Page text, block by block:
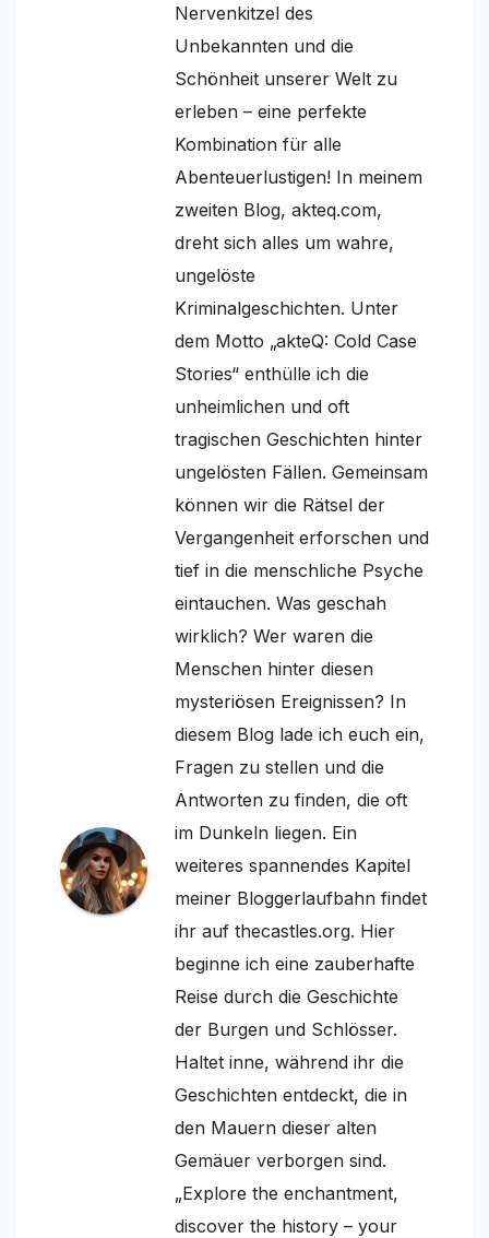
Nervenkitzel des
Unbekannten und die
Schönheit unserer Welt zu
erleben – eine perfekte
Kombination für alle
Abenteuerlustigen! In meinem
zweiten Blog, akteq.com,
dreht sich alles um wahre,
ungelöste
Kriminalgeschichten. Unter
dem Motto „akteQ: Cold Case
Stories“ enthülle ich die
unheimlichen und oft
tragischen Geschichten hinter
ungelösten Fällen. Gemeinsam
können wir die Rätsel der
Vergangenheit erforschen und
tief in die menschliche Psyche
eintauchen. Was geschah
wirklich? Wer waren die
Menschen hinter diesen
mysteriösen Ereignissen? In
diesem Blog lade ich euch ein,
Fragen zu stellen und die
Antworten zu finden, die oft
im Dunkeln liegen. Ein
weiteres spannendes Kapitel
meiner Bloggerlaufbahn findet
ihr auf thecastles.org. Hier
beginne ich eine zauberhafte
Reise durch die Geschichte
der Burgen und Schlösser.
Haltet inne, während ihr die
Geschichten entdeckt, die in
den Mauern dieser alten
Gemäuer verborgen sind.
„Explore the enchantment,
discover the history – your